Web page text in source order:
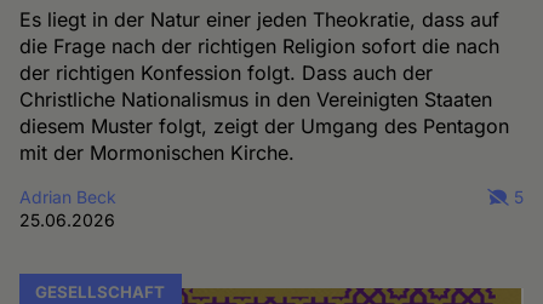
Es liegt in der Natur einer jeden Theokratie, dass auf
die Frage nach der richtigen Religion sofort die nach
der richtigen Konfession folgt. Dass auch der
Christliche Nationalismus in den Vereinigten Staaten
diesem Muster folgt, zeigt der Umgang des Pentagon
mit der Mormonischen Kirche.
Adrian Beck
25.06.2026
5
GESELLSCHAFT